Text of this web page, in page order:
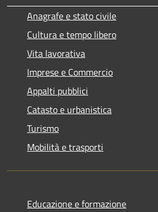
Anagrafe e stato civile
Cultura e tempo libero
Vita lavorativa
Imprese e Commercio
Appalti pubblici
Catasto e urbanistica
Turismo
Mobilità e trasporti
Educazione e formazione